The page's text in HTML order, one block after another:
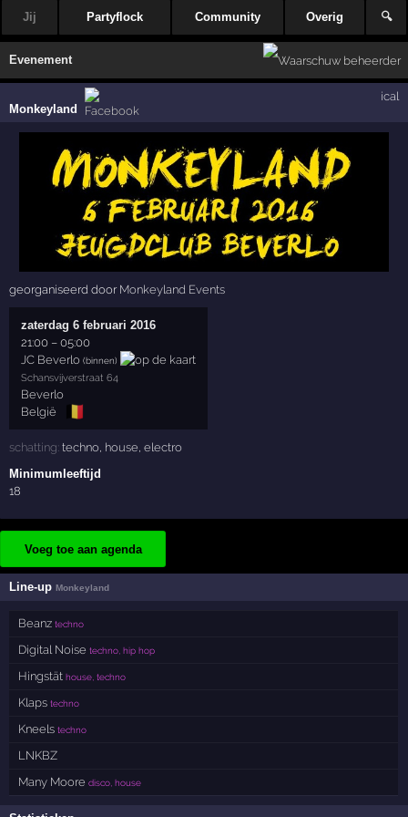
Jij Partyflock Community Overig 🔍
Evenement
Monkeyland
ical
georganiseerd door Monkeyland Events
zaterdag 6 februari 2016
21:00 –05:00
JC Beverlo (binnen)
Schansvijverstraat 64
Beverlo
België
🇧🇪
schatting:techno, house,electro
Minimumleeftijd
18
Voeg toe aan agenda
Line-upMonkeyland
Beanz techno
Digital Noise techno, hip hop
Hingstät house, techno
Klaps techno
Kneels techno
LNKBZ
Many Moore disco, house